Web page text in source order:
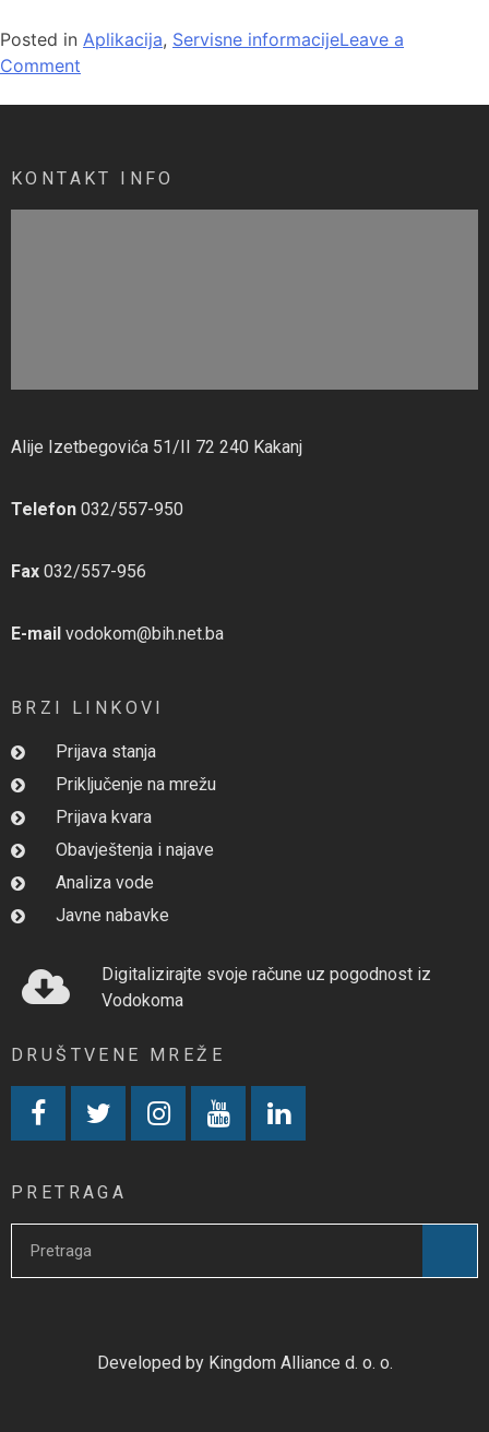
Posted in Aplikacija, Servisne informacijeLeave a
Comment
KONTAKT INFO
Alije Izetbegovića 51/II 72 240 Kakanj
Telefon 032/557-950
Fax 032/557-956
E-mail vodokom@bih.net.ba
BRZI LINKOVI
Prijava stanja
Priključenje na mrežu
Prijava kvara
Obavještenja i najave
Analiza vode
Javne nabavke
Digitalizirajte svoje račune uz pogodnost iz
Vodokoma
DRUŠTVENE MREŽE
PRETRAGA
Developed by Kingdom Alliance d. o. o.